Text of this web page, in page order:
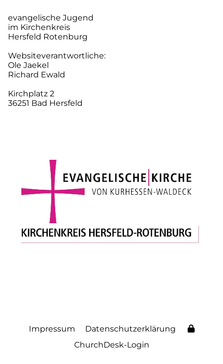
evangelische Jugend
im Kirchenkreis
Hersfeld Rotenburg
Websiteverantwortliche:
Ole Jaekel
Richard Ewald
Kirchplatz 2
36251 Bad Hersfeld
Impressum
Datenschutzerklärung
ChurchDesk-Login